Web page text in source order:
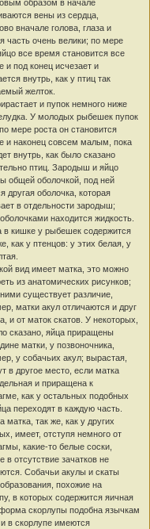
образом в начале
вены из сердца,
вначале голова, глаза и
часть очень велики; по мере
все время становится все
и под конец исчезает и
внутрь, как у птиц так
желток.
и пупок немного ниже
У молодых рыбешек пупок
мере роста он становится
и наконец совсем малым, пока
внутрь, как было сказано
птиц. Зародыш и яйцо
общей оболочкой, под ней
другая оболочка, которая
в отдельности зародыш;
находится жидкость.
в кишке у рыбешек содержится
как у птенцов: у этих белая, у
вид имеет матка, это можно
из анатомических рисунков;
существует различие,
матки акул отличаются и друг
и от маток скатов. У некоторых,
сказано, яйца приращены
матки, у позвоночника,
у собачьих акул; вырастая,
в другое место, если матка
и приращена к
как у остальных подобных
переходят в каждую часть.
матка, так же, как у других
имеет, отступя немного от
какие-то белые соски,
в отсутствие зачатков не
Собачьи акулы и скаты
похожие на
в которых содержится яичная
скорлупы подобна язычкам
в скорлупе имеются